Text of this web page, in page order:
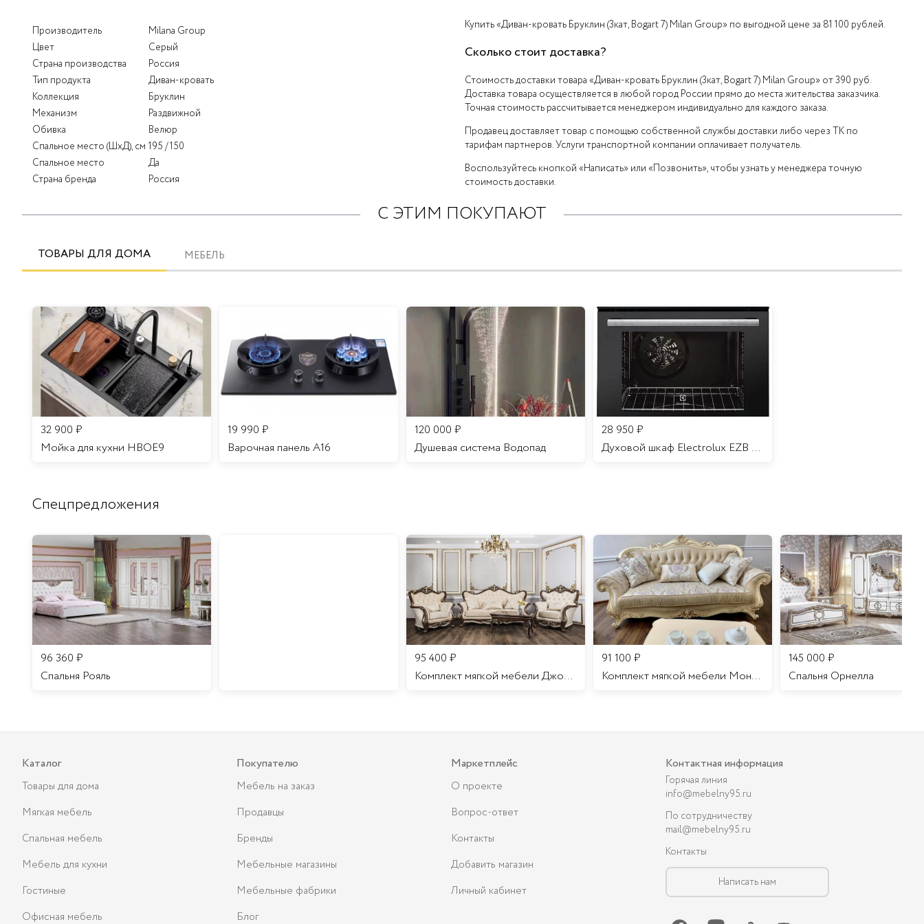
Производитель
Milana Group
Цвет
Серый
Страна производства
Россия
Тип продукта
Диван-кровать
Коллекция
Бруклин
Механизм
Раздвижной
Обивка
Велюр
Спальное место (ШхД), см 195 / 150
Спальное место
Да
Страна бренда
Россия
Купить «Диван-кровать Бруклин (3кат, Bogart 7) Milan Group» по выгодной цене за 81 100 рублей.
Сколько стоит доставка?
Стоимость доставки товара «Диван-кровать Бруклин (3кат, Bogart 7) Milan Group» от 390 руб.
Доставка товара осуществляется в любой город России прямо до места жительства заказчика.
Точная стоимость рассчитывается менеджером индивидуально для каждого заказа.
Продавец доставляет товар с помощью собственной службы доставки либо через ТК по
тарифам партнеров. Услуги транспортной компании оплачивает получатель.
Воспользуйтесь кнопкой «Написать» или «Позвонить», чтобы узнать у менеджера точную
стоимость доставки.
С ЭТИМ ПОКУПАЮТ
ТОВАРЫ ДЛЯ ДОМА МЕБЕЛЬ
32 900 ₽
Мойка для кухни HBOE9
19 990 ₽
Варочная панель A16
120 000 ₽
Душевая система Водопад
28 950 ₽
Духовой шкаф Electrolux EZB 52410 AK
Спецпредложения
96 360 ₽
Спальня Рояль
95 400 ₽
Комплект мягкой мебели Джоконда
91 100 ₽
Комплект мягкой мебели Мона Лиза
145 000 ₽
Cпальня Орнелла
Каталог
Товары для дома
Мягкая мебель
Спальная мебель
Мебель для кухни
Гостиные
Офисная мебель
Покупателю
Мебель на заказ
Продавцы
Бренды
Мебельные магазины
Мебельные фабрики
Блог
Маркетплейс
О проекте
Вопрос-ответ
Контакты
Добавить магазин
Личный кабинет
Контактная информация
Горячая линия
info@mebelny95.ru
По сотрудничеству
mail@mebelny95.ru
Контакты
Написать нам